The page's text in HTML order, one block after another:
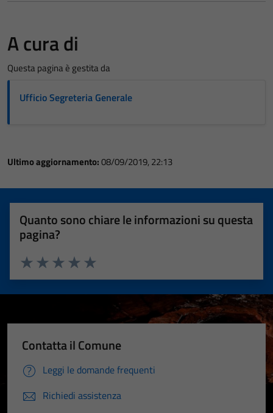
A cura di
Questa pagina è gestita da
Ufficio Segreteria Generale
Ultimo aggiornamento:08/09/2019, 22:13
Quanto sono chiare le informazioni su questa
pagina?
Valuta 5 stelle su 5
Valuta 4 stelle su 5
Valuta 3 stelle su 5
Valuta 2 stelle su 5
Valuta 1 stelle su 5
Contatta il Comune
Leggi le domande frequenti
Richiedi assistenza